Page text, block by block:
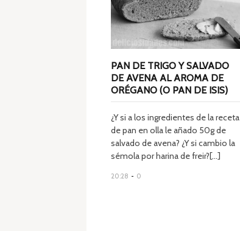
PAN DE TRIGO Y SALVADO
DE AVENA AL AROMA DE
ORÉGANO (O PAN DE ISIS)
¿Y si a los ingredientes de la receta
de pan en olla le añado 50g de
salvado de avena? ¿Y si cambio la
sémola por harina de freir?[...]
20:28 - 0